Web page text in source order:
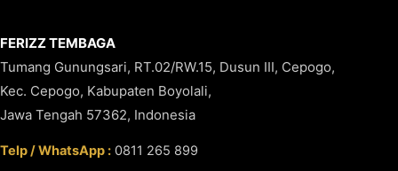
FERIZZ TEMBAGA
Tumang Gunungsari, RT.02/RW.15, Dusun III, Cepogo,
Kec. Cepogo, Kabupaten Boyolali,
Jawa Tengah 57362, Indonesia
Telp / WhatsApp : 0811 265 899